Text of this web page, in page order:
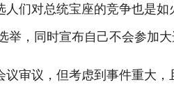
们对总统宝座的竞争也是
，同时宣布自己不会参加大
审议，但考虑到事件重大